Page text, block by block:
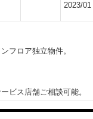
2023/01
フロア独立物件。
ビス店舗ご相談可能。